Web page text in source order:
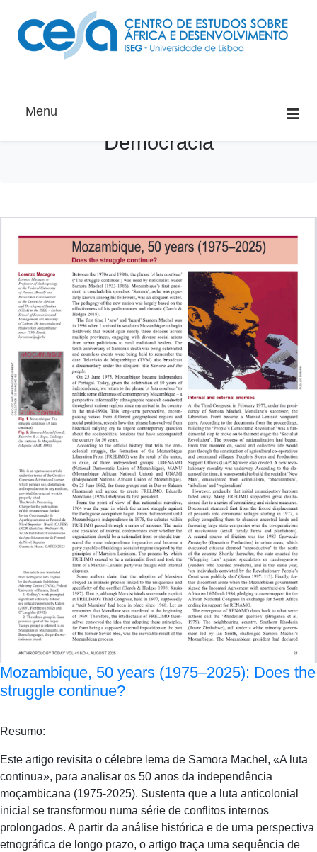
Menu
Democracia
Mozambique, 50 years (1975–2025): Does the
struggle continue?
Resumo:
Este artigo revisita o célebre lema de Samora Machel, «A luta
continua», para analisar os 50 anos da independência
moçambicana (1975-2025). Sustenta que a luta anticolonial
inicial se transformou numa série de conflitos internos
prolongados. A partir da análise histórica e de uma perspectiva
etnográfica de longo prazo, o artigo traça uma sequência de